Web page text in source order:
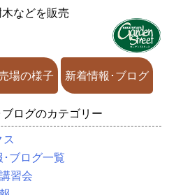
などを販売
場の様子 新着情報･ブログ
ログのカテゴリー
ス
ブログ一覧
習会